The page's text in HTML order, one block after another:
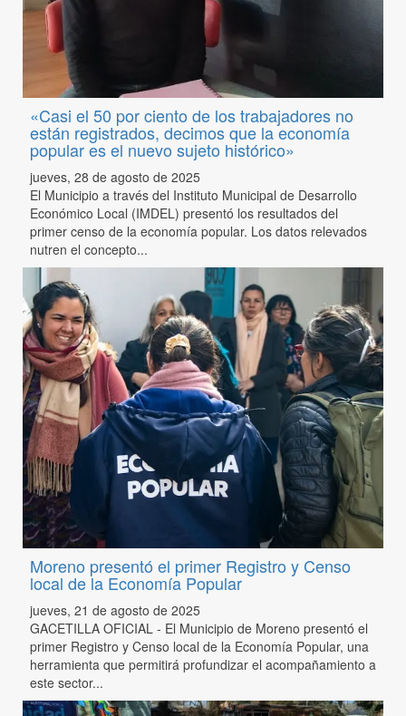
«Casi el 50 por ciento de los trabajadores no
están registrados, decimos que la economía
popular es el nuevo sujeto histórico»
jueves, 28 de agosto de 2025
El Municipio a través del Instituto Municipal de Desarrollo
Económico Local (IMDEL) presentó los resultados del
primer censo de la economía popular. Los datos relevados
nutren el concepto...
Moreno presentó el primer Registro y Censo
local de la Economía Popular
jueves, 21 de agosto de 2025
GACETILLA OFICIAL - El Municipio de Moreno presentó el
primer Registro y Censo local de la Economía Popular, una
herramienta que permitirá profundizar el acompañamiento a
este sector...